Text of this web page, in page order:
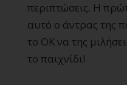
περιπτώσεις. Η
αυτό ο άντρας της
το ΟΚ να της
το παιχνίδι!